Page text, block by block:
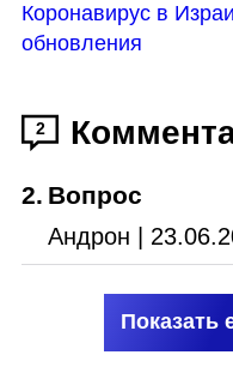
Коронавирус в
обновления
2
2. Вопрос
Андрон |
Показать